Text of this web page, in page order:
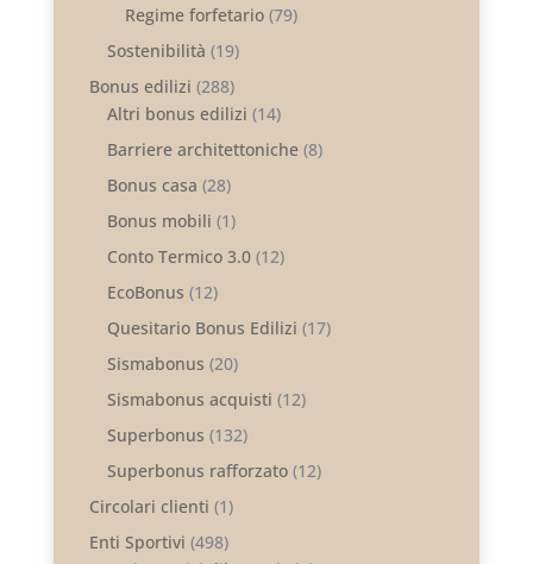
Regime forfetario(79)
Sostenibilità (19)
Bonus edilizi (288)
Altri bonus edilizi (14)
Barriere architettoniche(8)
Bonus casa (28)
Bonus mobili (1)
Conto Termico 3.0(12)
EcoBonus (12)
Quesitario Bonus Edilizi (17)
Sismabonus (20)
Sismabonus acquisti (12)
Superbonus (132)
Superbonus rafforzato(12)
Circolari clienti (1)
Enti Sportivi (498)